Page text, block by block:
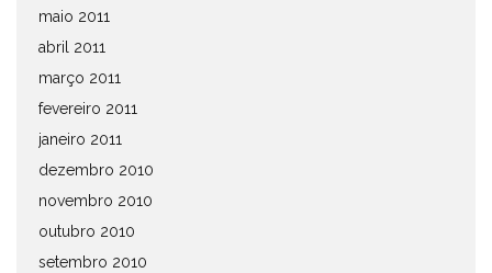
maio 2011
abril 2011
março 2011
fevereiro 2011
janeiro 2011
dezembro 2010
novembro 2010
outubro 2010
setembro 2010